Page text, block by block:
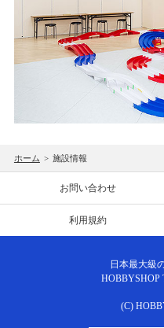
ホーム > 施設情報
お問い合わせ
利用規約
日本最大級
HOBBYSHOP
(C)